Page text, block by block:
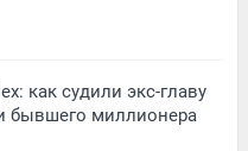
как судили экс-главу
бывшего миллионера